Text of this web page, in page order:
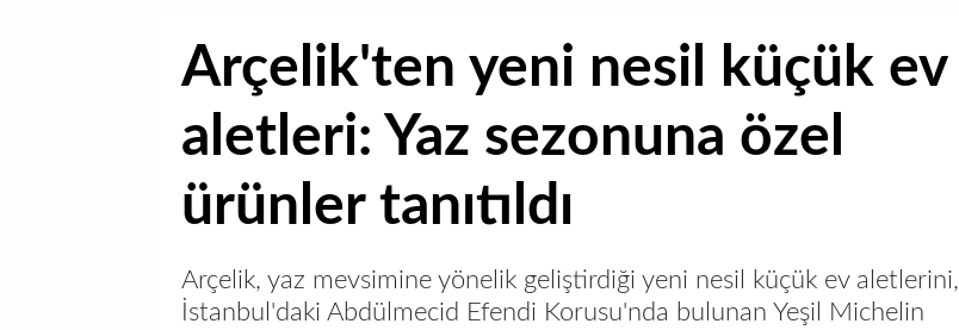
Arçelik'ten yeni nesil küçük ev
aletleri: Yaz sezonuna özel
ürünler tanıtıldı
Arçelik, yaz mevsimine yönelik geliştirdiği yeni nesil küçük ev aletlerini,
İstanbul'daki Abdülmecid Efendi Korusu'nda bulunan Yeşil Michelin